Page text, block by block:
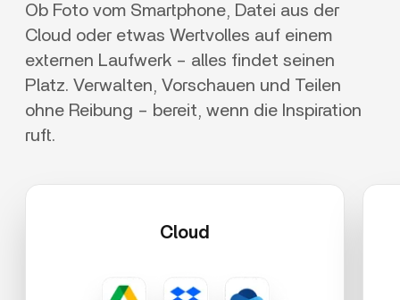
Ob Foto vom Smartphone, Datei aus der
Cloud oder etwas Wertvolles auf einem
externen Laufwerk – alles findet seinen
Platz. Verwalten, Vorschauen und Teilen
ohne Reibung – bereit, wenn die Inspiration
ruft.
Cloud